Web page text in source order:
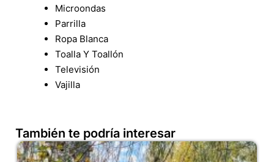
Microondas
Parrilla
Ropa Blanca
Toalla Y Toallón
Televisión
Vajilla
También te podría interesar